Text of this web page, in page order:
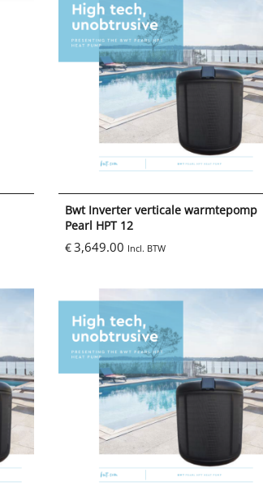
Bwt Inverter verticale warmtepomp
Pearl HPT 12
€3,649.00 Incl. BTW